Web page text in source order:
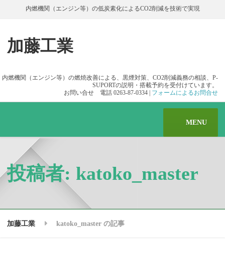
内燃機関（エンジン等）の低炭素化によるCO2削減を技術で実現
加藤工業
内燃機関（エンジン等）の燃焼改善による、黒煙対策、CO2削減義務の相談、P-
SUPORTの説明・搭載予約を受付けています。
お問い合せ 電話 0263-87-0334 | フォームによるお問合せ
MENU
投稿者: katoko_master
加藤工業 katoko_master の記事